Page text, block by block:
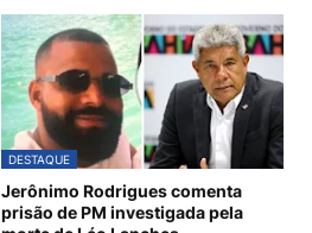
DESTAQUE
Jerônimo Rodrigues comenta
prisão de PM investigada pela